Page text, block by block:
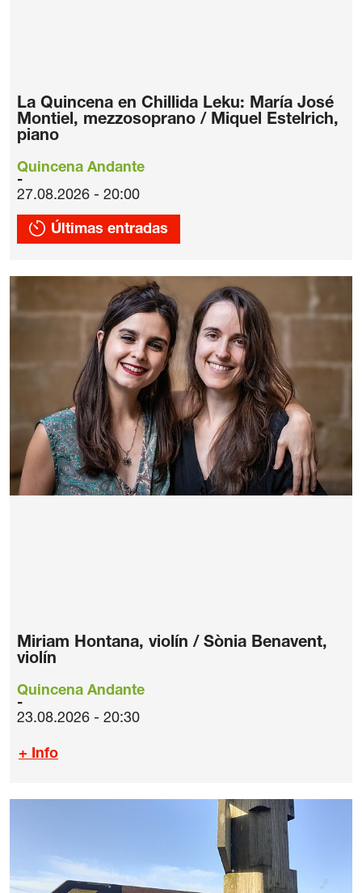
La Quincena en Chillida Leku: María José
Montiel, mezzosoprano / Miquel Estelrich,
piano
Quincena Andante
27.08.2026 - 20:00
Últimas entradas
Miriam Hontana, violín / Sònia Benavent,
violín
Quincena Andante
23.08.2026 - 20:30
+ Info